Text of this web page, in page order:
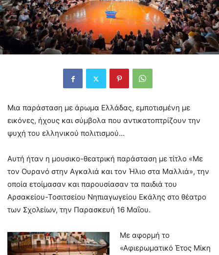
Μια παράσταση με άρωμα Ελλάδας, εμποτισμένη με
εικόνες, ήχους και σύμβολα που αντικατοπτρίζουν την
ψυχή του ελληνικού πολιτισμού…
Αυτή ήταν η μουσικο-θεατρική παράσταση με τίτλο «Με
τον Ουρανό στην Αγκαλιά και τον Ήλιο στα Μαλλιά», την
οποία ετοίμασαν και παρουσίασαν τα παιδιά του
Αρσακείου-Τοσιτσείου Νηπιαγωγείου Εκάλης στο θέατρο
των Σχολείων, την Παρασκευή 16 Μαΐου.
Με αφορμή το
«Αφιερωματικό Έτος Μίκη